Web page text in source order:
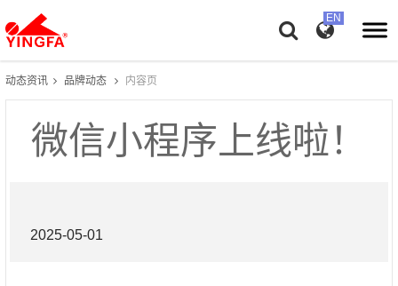
动态资讯 品牌动态 内容页
微信小程序上线啦！
2025-05-01